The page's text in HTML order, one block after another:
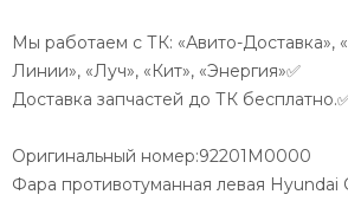
Мы работаем с ТК: «Авито-Доставка»,
Линии», «Луч», «Кит», «Энергия»✅
Доставка запчастей до ТК
Оригинальный номер:92201M0000
Фара противотуманная левая Hyundai